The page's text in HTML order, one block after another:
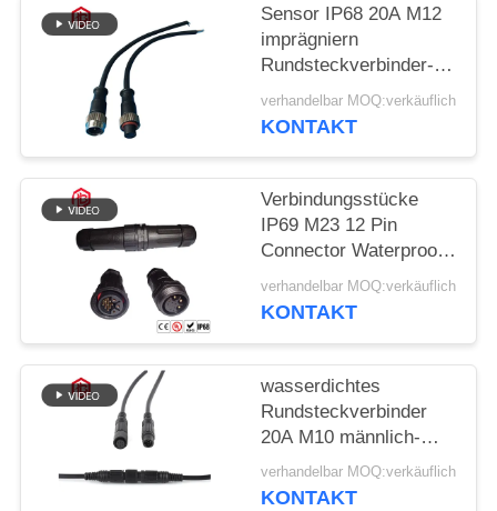
Sensor IP68 20A M12
imprägniern
Rundsteckverbinder-
Staub-Beweis
verhandelbar MOQ:verkäuflich
KONTAKT
Verbindungsstücke
IP69 M23 12 Pin
Connector Waterproof
Extension Cord
verhandelbar MOQ:verkäuflich
KONTAKT
wasserdichtes
Rundsteckverbinder
20A M10 männlich-
weibliches
PVCgumminylon
verhandelbar MOQ:verkäuflich
KONTAKT